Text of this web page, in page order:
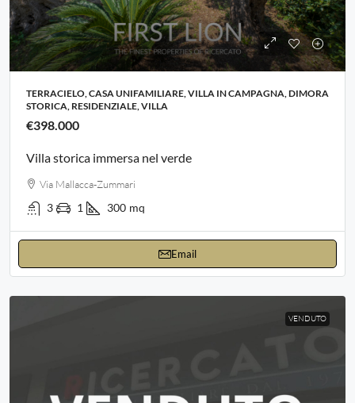
TERRACIELO, CASA UNIFAMILIARE, VILLA IN CAMPAGNA, DIMORA
STORICA, RESIDENZIALE, VILLA
€398.000
Villa storica immersa nel verde
Via Mallacca-Zummari
3 1 300 mq
Email
VENDUTO